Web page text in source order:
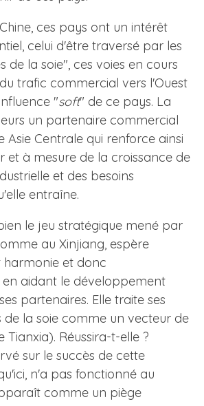
ces pays ont un intérêt
celui d'être traversé par les
de la soie", ces voies en cours
trafic commercial vers l'Ouest
"soft" de ce pays. La
un partenaire commercial
Asie Centrale qui renforce ainsi
et à mesure de la croissance de
et des besoins
entraîne.
le jeu stratégique mené par
au Xinjiang, espère
et donc
en aidant le développement
partenaires. Elle traite ses
de la soie comme un vecteur de
Tianxia). Réussira-t-elle ?
sur le succès de cette
n'a pas fonctionné au
comme un piège